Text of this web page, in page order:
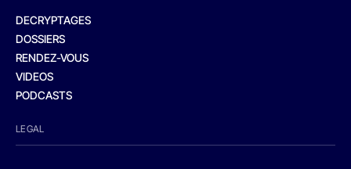
DECRYPTAGES
DOSSIERS
RENDEZ-VOUS
VIDEOS
PODCASTS
LEGAL